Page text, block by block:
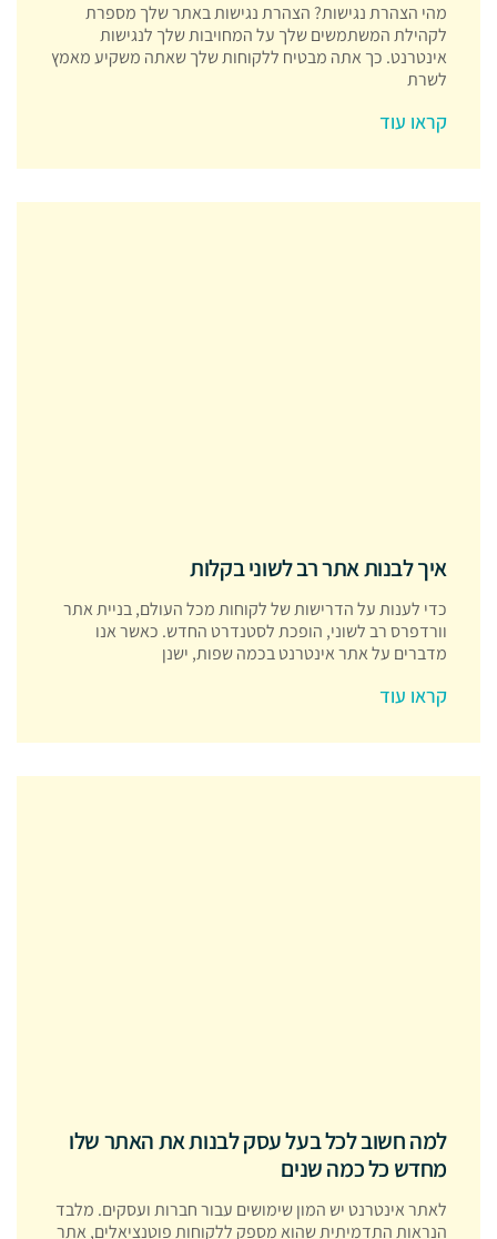
מהי הצהרת נגישות? הצהרת נגישות באתר שלך מספרת
לקהילת המשתמשים שלך על המחויבות שלך לנגישות
אינטרנט. כך אתה מבטיח ללקוחות שלך שאתה משקיע מאמץ
לשרת
קראו עוד
איך לבנות אתר רב לשוני בקלות
כדי לענות על הדרישות של לקוחות מכל העולם, בניית אתר
וורדפרס רב לשוני, הופכת לסטנדרט החדש. כאשר אנו
מדברים על אתר אינטרנט בכמה שפות, ישנן
קראו עוד
למה חשוב לכל בעל עסק לבנות את האתר שלו
מחדש כל כמה שנים
לאתר אינטרנט יש המון שימושים עבור חברות ועסקים. מלבד
הנראות התדמיתית שהוא מספק ללקוחות פוטנציאלים, אתר